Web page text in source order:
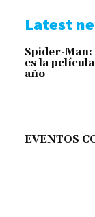
Latest
Spider-Man:
es la
año
EVENTOS